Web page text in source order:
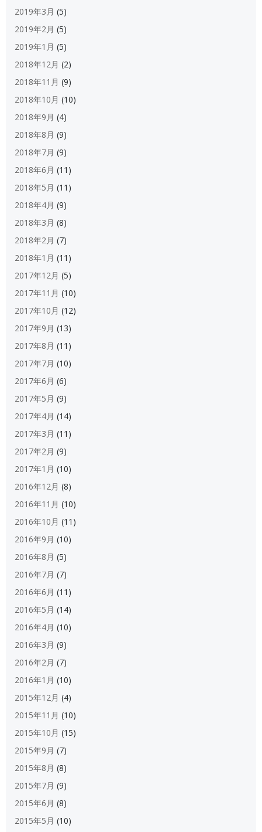
2019年3月 (5)
2019年2月 (5)
2019年1月 (5)
2018年12月 (2)
2018年11月 (9)
2018年10月 (10)
2018年9月 (4)
2018年8月 (9)
2018年7月 (9)
2018年6月 (11)
2018年5月 (11)
2018年4月 (9)
2018年3月 (8)
2018年2月 (7)
2018年1月 (11)
2017年12月 (5)
2017年11月 (10)
2017年10月 (12)
2017年9月 (13)
2017年8月 (11)
2017年7月 (10)
2017年6月 (6)
2017年5月 (9)
2017年4月 (14)
2017年3月 (11)
2017年2月 (9)
2017年1月 (10)
2016年12月 (8)
2016年11月 (10)
2016年10月 (11)
2016年9月 (10)
2016年8月 (5)
2016年7月 (7)
2016年6月 (11)
2016年5月 (14)
2016年4月 (10)
2016年3月 (9)
2016年2月 (7)
2016年1月 (10)
2015年12月 (4)
2015年11月 (10)
2015年10月 (15)
2015年9月 (7)
2015年8月 (8)
2015年7月 (9)
2015年6月 (8)
2015年5月 (10)